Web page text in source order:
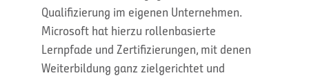
Qualifizierung im eigenen Unternehmen.
Microsoft hat hierzu rollenbasierte
Lernpfade und Zertifizierungen, mit denen
Weiterbildung ganz zielgerichtet und